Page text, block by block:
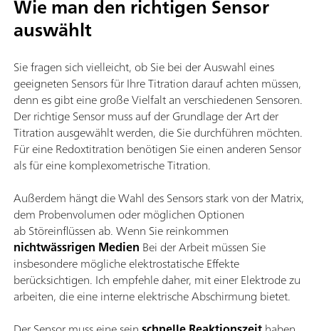
Wie man den richtigen Sensor
auswählt
Sie fragen sich vielleicht, ob Sie bei der Auswahl eines
geeigneten Sensors für Ihre Titration darauf achten müssen,
denn es gibt eine große Vielfalt an verschiedenen Sensoren.
Der richtige Sensor muss auf der Grundlage der Art der
Titration ausgewählt werden, die Sie durchführen möchten.
Für eine Redoxtitration benötigen Sie einen anderen Sensor
als für eine komplexometrische Titration.
Außerdem hängt die Wahl des Sensors stark von der Matrix,
dem Probenvolumen oder möglichen Optionen
ab Störeinflüssen ab. Wenn Sie reinkommen
nichtwässrigen Medien Bei der Arbeit müssen Sie
insbesondere mögliche elektrostatische Effekte
berücksichtigen. Ich empfehle daher, mit einer Elektrode zu
arbeiten, die eine interne elektrische Abschirmung bietet.